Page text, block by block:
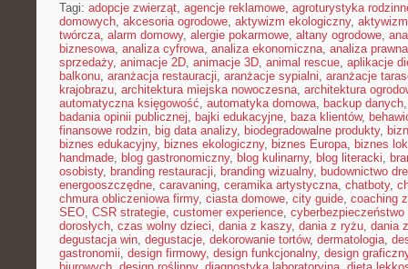
Tagi: adopcje zwierząt, agencje reklamowe, agroturystyka
domowych, akcesoria ogrodowe, aktywizm ekologiczny,
twórcza, alarm domowy, alergie pokarmowe, altany ogrodowe,
biznesowa, analiza cyfrowa, analiza ekonomiczna, analiza
sprzedaży, animacje 2D, animacje 3D, animal rescue, aplikacje
balkonu, aranżacja restauracji, aranżacje sypialni, aranżacje
krajobrazu, architektura miejska nowoczesna, architektura
automatyczna księgowość, automatyka domowa, backup danych
badania opinii publicznej, bajki edukacyjne, baza klientów,
finansowe rodzin, big data analizy, biodegradowalne produkty,
biznes edukacyjny, biznes ekologiczny, biznes Europa, biznes
handmade, blog gastronomiczny, blog kulinarny, blog literacki,
osobisty, branding restauracji, branding wizualny, budownictwo
energooszczędne, caravaning, ceramika artystyczna, chatboty,
chmura obliczeniowa firmy, ciasta domowe, city guide, coaching
SEO, CSR strategie, customer experience, cyberbezpieczeństwo
dorosłych, czas wolny dzieci, dania z kaszy, dania z ryżu, dania
degustacja win, degustacje, dekorowanie tortów, dermatologia,
gastronomii, design firmowy, design funkcjonalny, design